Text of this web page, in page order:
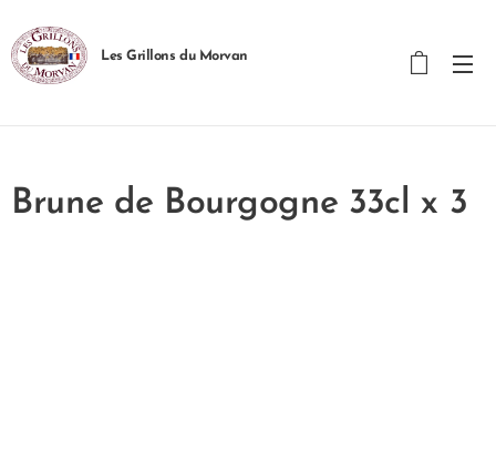
Les Grillons du Morvan
Brune de Bourgogne 33cl x 3